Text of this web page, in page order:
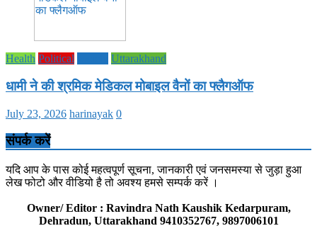
Health Political Uttarakhand
धामी ने की श्रमिक मेडिकल मोबाइल वैनों का फ्लैगऑफ
July 23, 2026 harinayak 0
संपर्क करें
यदि आप के पास कोई महत्वपूर्ण सूचना, जानकारी एवं जनसमस्या से जुड़ा हुआ
लेख फोटो और वीडियो है तो अवश्य हमसे सम्पर्क करें ।
Owner/ Editor : Ravindra Nath Kaushik Kedarpuram,
Dehradun, Uttarakhand 9410352767, 9897006101